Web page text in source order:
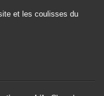
et les coulisses du